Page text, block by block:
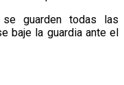
se guarden todas las
baje la guardia ante el